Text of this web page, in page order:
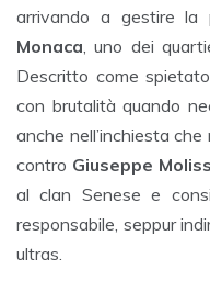
arrivando a gestire la
Monaca , uno dei
Descritto come
con brutalità quando
anche nell’inchiesta
contro Giuseppe
al clan Senese e
responsabile, seppur
ultras.